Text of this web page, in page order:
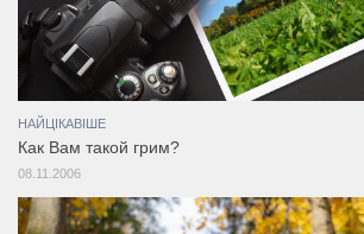
НАЙЦІКАВІШЕ
Как Вам такой грим?
08.11.2006